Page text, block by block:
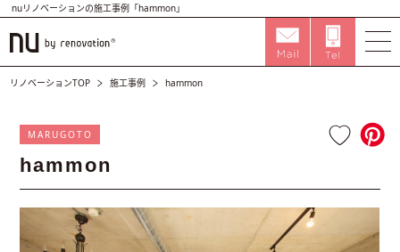
nuリノベーションの施工事例「hammon」
リノベーションTOP 施工事例 hammon
MARUGOTO
hammon